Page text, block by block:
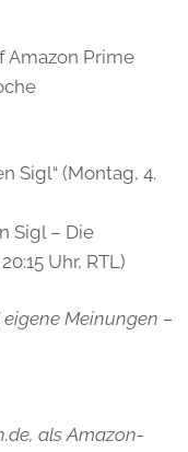
Amazon Prime
Sigl“ (Montag, 4.
Sigl – Die
Uhr, RTL)
Meinungen –
als Amazon-